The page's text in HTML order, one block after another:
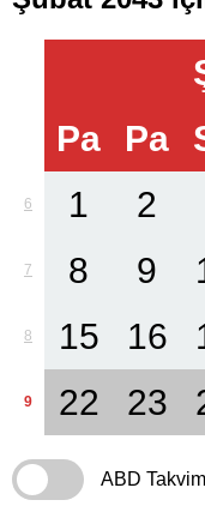
Pa
Pa
6 1 2
7 8 9
8 15 16
9 22 23
ABD